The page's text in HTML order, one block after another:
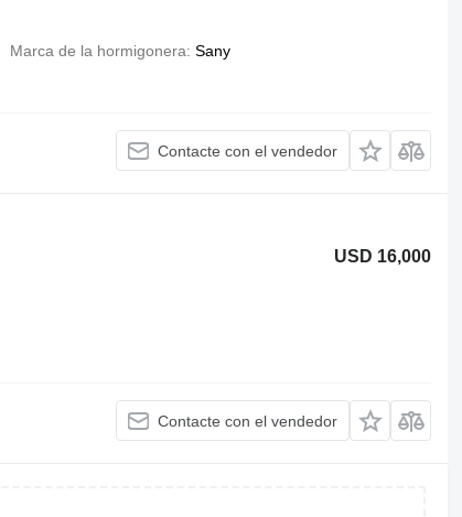
Marca de la hormigonera Sany
Contacte con el vendedor
USD 16,000
Contacte con el vendedor